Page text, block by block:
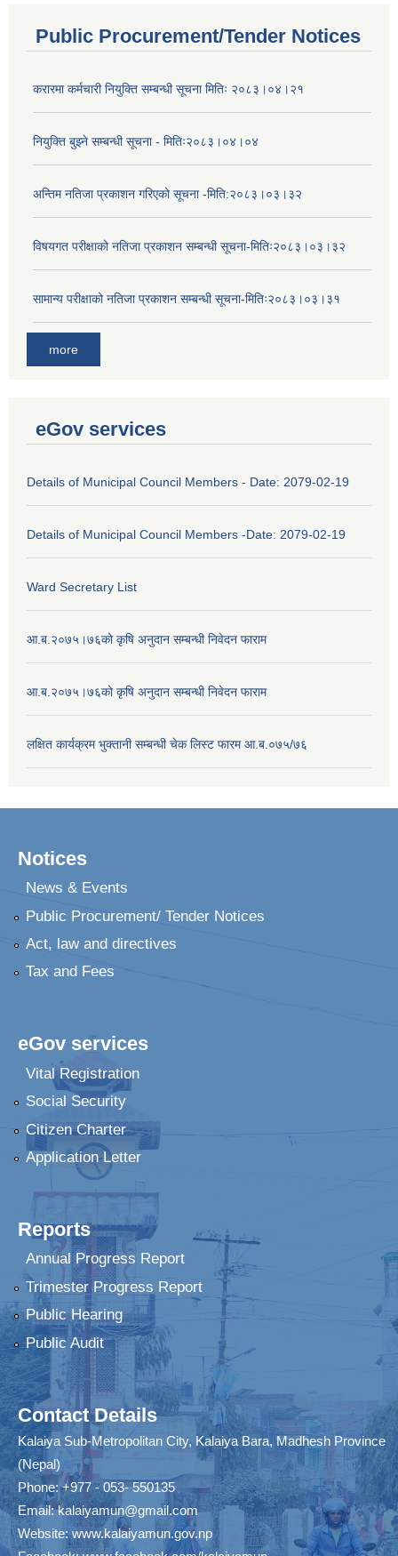
Public Procurement/Tender Notices
करारमा कर्मचारी नियुक्ति सम्बन्धी सूचना मितिः २०८३।०४।२१
नियुक्ति बुझ्ने सम्बन्धी सूचना - मितिः२०८३।०४।०४
अन्तिम नतिजा प्रकाशन गरिएको सूचना -मिति:२०८३।०३।३२
विषयगत परीक्षाको नतिजा प्रकाशन सम्बन्धी सूचना-मितिः२०८३।०३।३२
सामान्य परीक्षाको नतिजा प्रकाशन सम्बन्धी सूचना-मितिः२०८३।०३।३१
more
eGov services
Details of Municipal Council Members - Date: 2079-02-19
Details of Municipal Council Members -Date: 2079-02-19
Ward Secretary List
आ.ब.२०७५।७६को कृषि अनुदान सम्बन्धी निवेदन फाराम
आ.ब.२०७५।७६को कृषि अनुदान सम्बन्धी निवेदन फाराम
लक्षित कार्यक्रम भुक्तानी सम्बन्धी चेक लिस्ट फारम आ.ब.०७५/७६
Notices
News & Events
Public Procurement/ Tender Notices
Act, law and directives
Tax and Fees
eGov services
Vital Registration
Social Security
Citizen Charter
Application Letter
Reports
Annual Progress Report
Trimester Progress Report
Public Hearing
Public Audit
Contact Details
Kalaiya Sub-Metropolitan City, Kalaiya Bara, Madhesh Province
(Nepal)
Phone: +977 - 053- 550135
Email:kalaiyamun@gmail.com
Website:www.kalaiyamun.gov.np